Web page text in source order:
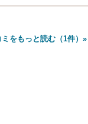
ミをもっと読む（1件）»